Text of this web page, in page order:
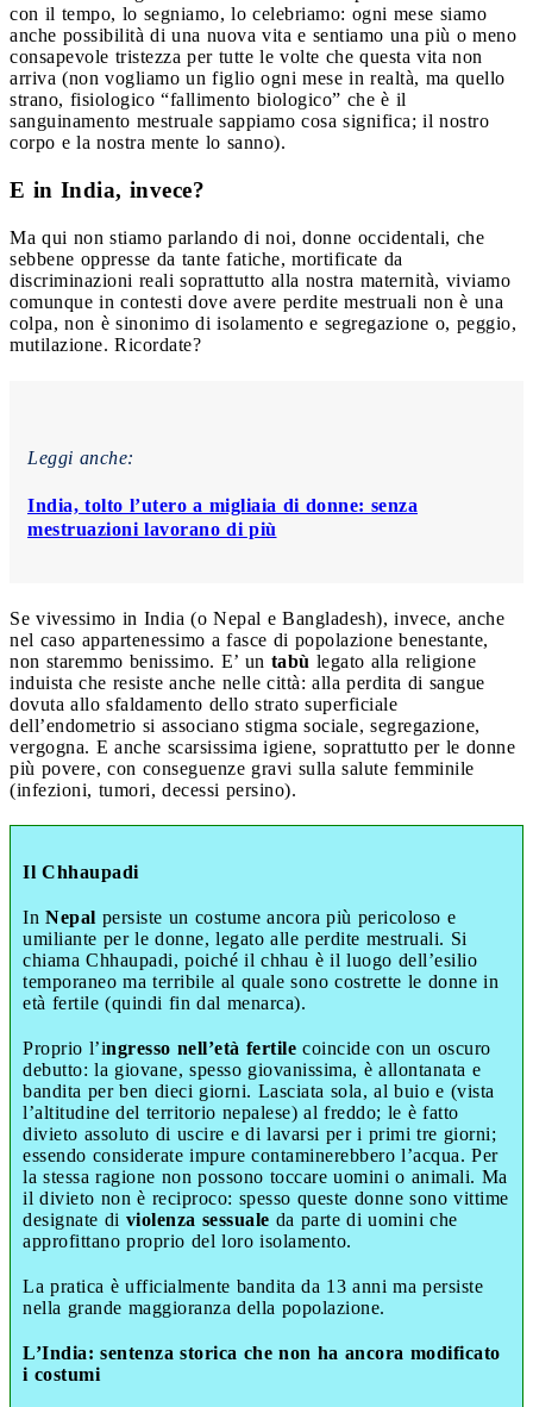
con il tempo, lo segniamo, lo celebriamo: ogni mese siamo
anche possibilità di una nuova vita e sentiamo una più o meno
consapevole tristezza per tutte le volte che questa vita non
arriva (non vogliamo un figlio ogni mese in realtà, ma quello
strano, fisiologico “fallimento biologico” che è il
sanguinamento mestruale sappiamo cosa significa; il nostro
corpo e la nostra mente lo sanno).
E in India, invece?
Ma qui non stiamo parlando di noi, donne occidentali, che
sebbene oppresse da tante fatiche, mortificate da
discriminazioni reali soprattutto alla nostra maternità, viviamo
comunque in contesti dove avere perdite mestruali non è una
colpa, non è sinonimo di isolamento e segregazione o, peggio,
mutilazione. Ricordate?
Leggi anche:
India, tolto l’utero a migliaia di donne: senza
mestruazioni lavorano di più
Se vivessimo in India (o Nepal e Bangladesh), invece, anche
nel caso appartenessimo a fasce di popolazione benestante,
non staremmo benissimo. E’ un tabù legato alla religione
induista che resiste anche nelle città: alla perdita di sangue
dovuta allo sfaldamento dello strato superficiale
dell’endometrio si associano stigma sociale, segregazione,
vergogna. E anche scarsissima igiene, soprattutto per le donne
più povere, con conseguenze gravi sulla salute femminile
(infezioni, tumori, decessi persino).
Il Chhaupadi
In Nepal persiste un costume ancora più pericoloso e
umiliante per le donne, legato alle perdite mestruali. Si
chiama Chhaupadi, poiché il chhau è il luogo dell’esilio
temporaneo ma terribile al quale sono costrette le donne in
età fertile (quindi fin dal menarca).
Proprio l’ingresso nell’età fertile coincide con un oscuro
debutto: la giovane, spesso giovanissima, è allontanata e
bandita per ben dieci giorni. Lasciata sola, al buio e (vista
l’altitudine del territorio nepalese) al freddo; le è fatto
divieto assoluto di uscire e di lavarsi per i primi tre giorni;
essendo considerate impure contaminerebbero l’acqua. Per
la stessa ragione non possono toccare uomini o animali. Ma
il divieto non è reciproco: spesso queste donne sono vittime
designate di violenza sessuale da parte di uomini che
approfittano proprio del loro isolamento.
La pratica è ufficialmente bandita da 13 anni ma persiste
nella grande maggioranza della popolazione.
L’India: sentenza storica che non ha ancora modificato
i costumi